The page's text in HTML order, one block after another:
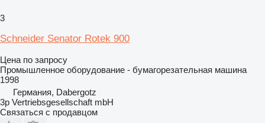
3
Schneider Senator Rotek 900
Цена по запросу
Промышленное оборудование - бумагорезательная машина
1998
Германия, Dabergotz
3p Vertriebsgesellschaft mbH
Связаться с продавцом